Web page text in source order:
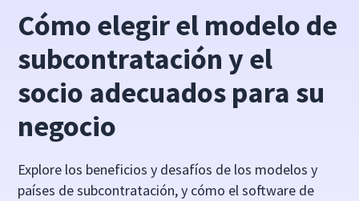
Cómo elegir el modelo de
subcontratación y el
socio adecuados para su
negocio
Explore los beneficios y desafíos de los modelos y
países de subcontratación, y cómo el software de